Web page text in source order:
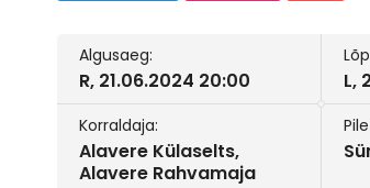
Algusaeg:
R, 21.06.2024 20:00 L,
Korraldaja:
Alavere Külaselts,
Alavere Rahvamaja